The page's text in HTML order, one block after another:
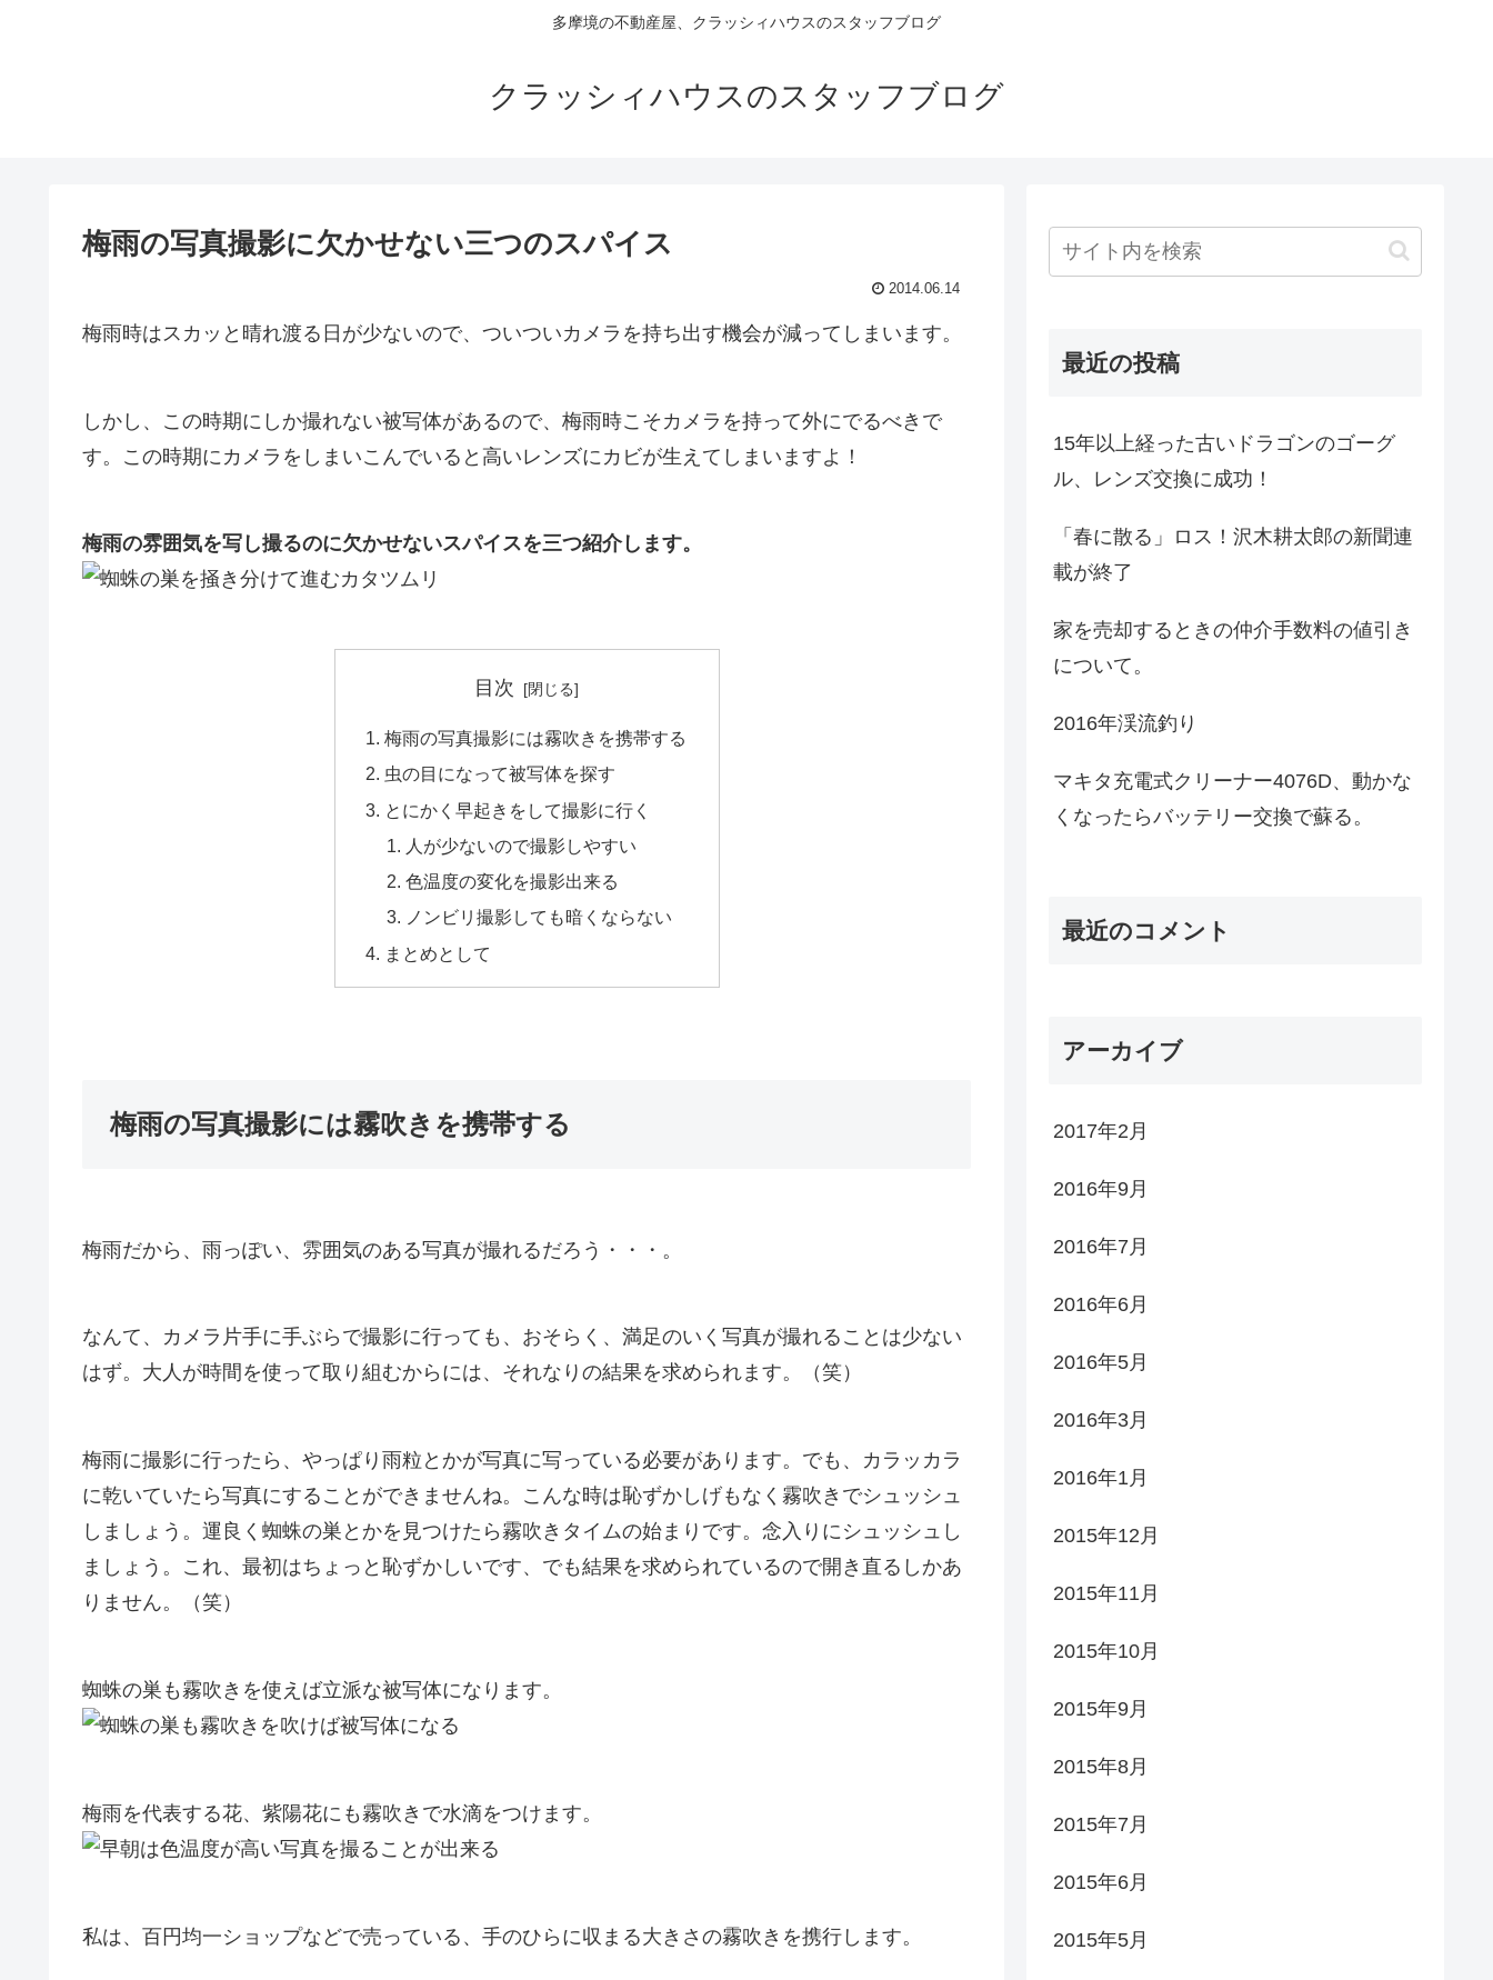
多摩境の不動産屋、クラッシィハウスのスタッフブログ
クラッシィハウスのスタッフブログ
梅雨の写真撮影に欠かせない三つのスパイス
2014.06.14
梅雨時はスカッと晴れ渡る日が少ないので、ついついカメラを持ち出す機会が減ってしまいます。
しかし、この時期にしか撮れない被写体があるので、梅雨時こそカメラを持って外にでるべきで
す。この時期にカメラをしまいこんでいると高いレンズにカビが生えてしまいますよ！
梅雨の雰囲気を写し撮るのに欠かせないスパイスを三つ紹介します。
目次
梅雨の写真撮影には霧吹きを携帯する
虫の目になって被写体を探す
とにかく早起きをして撮影に行く
人が少ないので撮影しやすい
色温度の変化を撮影出来る
ノンビリ撮影しても暗くならない
まとめとして
梅雨の写真撮影には霧吹きを携帯する
梅雨だから、雨っぽい、雰囲気のある写真が撮れるだろう・・・。
なんて、カメラ片手に手ぶらで撮影に行っても、おそらく、満足のいく写真が撮れることは少ない
はず。大人が時間を使って取り組むからには、それなりの結果を求められます。（笑）
梅雨に撮影に行ったら、やっぱり雨粒とかが写真に写っている必要があります。でも、カラッカラ
に乾いていたら写真にすることができませんね。こんな時は恥ずかしげもなく霧吹きでシュッシュ
しましょう。 運良く蜘蛛の巣とかを見つけたら霧吹きタイムの始まりです。 念入りにシュッシュし
ましょう。これ、最初はちょっと恥ずかしいです、でも結果を求められているので開き直るしかあ
りません。（笑）
蜘蛛の巣も霧吹きを使えば立派な被写体になります。
梅雨を代表する花、紫陽花にも霧吹きで水滴をつけます。
私は、百円均一ショップなどで売っている、手のひらに収まる大きさの霧吹きを携行します。
最近の投稿
15年以上経った古いドラゴンのゴーグ
ル、レンズ交換に成功！
「春に散る」ロス！沢木耕太郎の新聞連
載が終了
家を売却するときの仲介手数料の値引き
について。
2016年渓流釣り
マキタ充電式クリーナー4076D、動かな
くなったらバッテリー交換で蘇る。
最近のコメント
アーカイブ
2017年2月
2016年9月
2016年7月
2016年6月
2016年5月
2016年3月
2016年1月
2015年12月
2015年11月
2015年10月
2015年9月
2015年8月
2015年7月
2015年6月
2015年5月